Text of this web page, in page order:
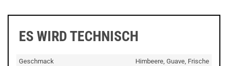
ES WIRD TECHNISCH
Geschmack
Himbeere, Guave, Frische